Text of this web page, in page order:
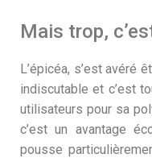
Mais trop,
L’épicéa, s’est avéré
indiscutable et c’est
utilisateurs pour sa
c’est un avantage
pousse